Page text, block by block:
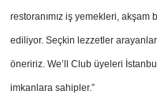
restoranımız iş yemekleri,
ediliyor. Seçkin lezzetler
öneririz. We’ll Club üyeleri
imkanlara sahipler.”